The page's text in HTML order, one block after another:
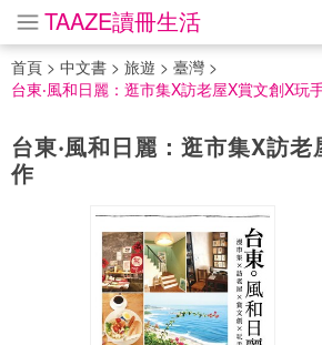
TAAZE讀冊生活
首頁 > 中文書 > 旅遊 > 臺灣 >
台東‧風和日麗：逛市集X訪老屋X賞文創X玩
台東‧風和日麗：逛市集X訪
作